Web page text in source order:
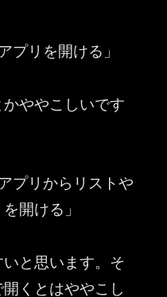
プリを開ける」
ややこしいです
プリからリストや
開ける」
と思います。そ
くとはややこし